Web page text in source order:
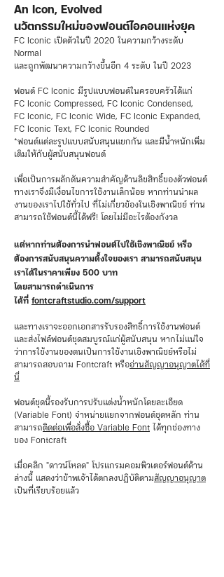
An Icon, Evolved
นวัตกรรมใหม่ของฟอนต์ไอคอนแห่งยุค
FC Iconic เปิดตัวในปี 2020 ในความกว้างระดับ
Normal
และถูกพัฒนาความกว้างขึ้นอีก 4 ระดับ ในปี 2023
ฟอนต์ FC Iconic มีรูปแบบฟอนต์ในครอบครัวได้แก่
FC Iconic Compressed, FC Iconic Condensed,
FC Iconic, FC Iconic Wide, FC Iconic Expanded,
FC Iconic Text, FC Iconic Rounded
*ฟอนต์แต่ละรูปแบบสนับสนุนแยกกัน และมีน้ำหนักเพิ่ม
เติมให้กับผู้สนับสนุนฟอนต์
เพื่อเป็นการผลักดันความสำคัญด้านลิขสิทธิ์ของตัวฟอนต์
ทางเราจึงมีเงื่อนไขการใช้งานเล็กน้อย หากท่านนำผล
งานของเราไปใช้ทั่วไป ที่ไม่เกี่ยวข้องในเชิงพาณิชย์ ท่าน
สามารถใช้ฟอนต์นี้ได้ฟรี! โดยไม่มีอะไรต้องกังวล
แต่หากท่านต้องการนำฟอนต์ไปใช้เชิงพาณิชย์ หรือ
ต้องการสนับสนุนความตั้งใจของเรา สามารถสนับสนุน
เราได้ในราคาเพียง 500 บาท
โดยสามารถดำเนินการ
ได้ที่ fontcraftstudio.com/support
และทางเราจะออกเอกสารรับรองสิทธิ์การใช้งานฟอนต์
และส่งไฟล์ฟอนต์ชุดสมบูรณ์แก่ผู้สนับสนุน หากไม่แน่ใจ
ว่าการใช้งานของตนเป็นการใช้งานเชิงพาณิชย์หรือไม่
สามารถสอบถาม Fontcraft หรืออ่านสัญญาอนุญาตได้ที่
นี่
ฟอนต์ชุดนี้รองรับการปรับแต่งน้ำหนักโดยละเอียด
(Variable Font) จำหน่ายแยกจากฟอนต์ชุดหลัก ท่าน
สามารถติดต่อเพื่อสั่งซื้อ Variable Font ได้ทุกช่องทาง
ของ Fontcraft
เมื่อคลิก "ดาวน์โหลด" โปรแกรมคอมพิวเตอร์ฟอนต์ด้าน
ล่างนี้ แสดงว่าข้าพเจ้าได้ตกลงปฏิบัติตามสัญญาอนุญาต
เป็นที่เรียบร้อยแล้ว